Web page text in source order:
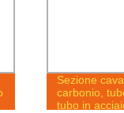
2b Ba
304L 316
Inossidabile